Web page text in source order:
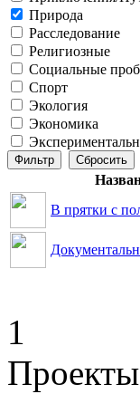
Природа
Расследование
Религиозные
Социальные
Спорт
Экология
Экономика
В прятки с
1